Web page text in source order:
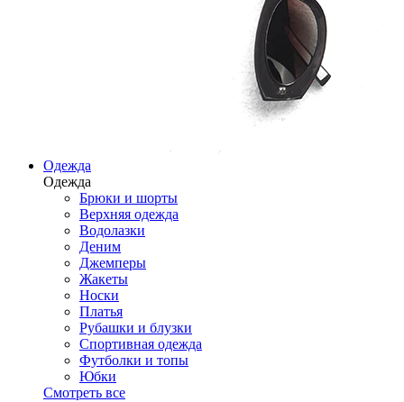
Одежда
Одежда
Брюки и шорты
Верхняя одежда
Водолазки
Деним
Джемперы
Жакеты
Носки
Платья
Рубашки и блузки
Спортивная одежда
Футболки и топы
Юбки
Смотреть все